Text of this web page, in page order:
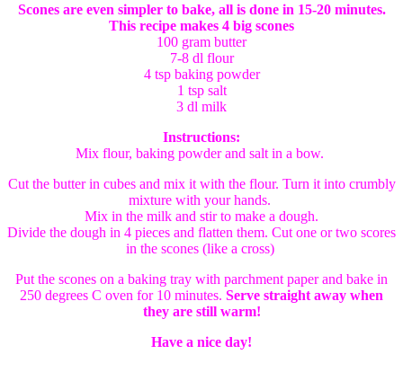
Scones are even simpler to bake, all is done in 15-20 minutes.
This recipe makes 4 big scones
100 gram butter
7-8 dl flour
4 tsp baking powder
1 tsp salt
3 dl milk
Instructions:
Mix flour, baking powder and salt in a bow.
Cut the butter in cubes and mix it with the flour. Turn it into crumbly
mixture with your hands.
Mix in the milk and stir to make a dough.
Divide the dough in 4 pieces and flatten them. Cut one or two scores
in the scones (like a cross)
Put the scones on a baking tray with parchment paper and bake in
250 degrees C oven for 10 minutes. Serve straight away when
they are still warm!
Have a nice day!